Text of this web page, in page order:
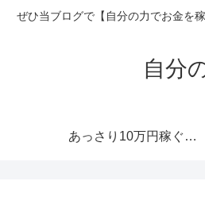
ぜひ当ブログで【自分の力でお金を
自分
あっさり10万円稼ぐメルマガ